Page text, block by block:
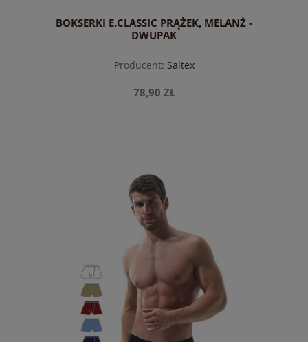
BOKSERKI E.CLASSIC PRĄŻEK, MELANŻ -
DWUPAK
Producent: Saltex
78,90 ZŁ
do koszyka